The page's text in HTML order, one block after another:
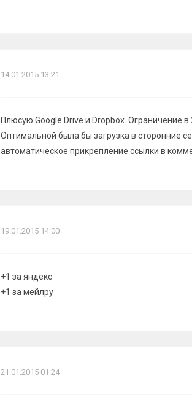
14.01.2015 13:21
Плюсую Google Drive и Dropbox. Ограничение
Оптимальной была бы загрузка в сторонние
автоматическое прикрепление ссылки в
19.01.2015 14:00
+1 за яндекс
+1 за мейлру
21.01.2015 01:24